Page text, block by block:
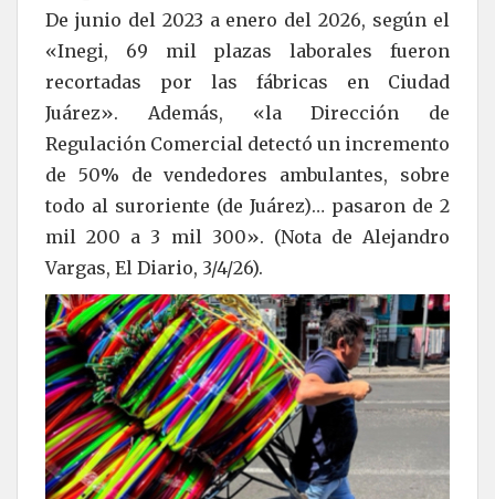
De junio del 2023 a enero del 2026, según el
«Inegi, 69 mil plazas laborales fueron
recortadas por las fábricas en Ciudad
Juárez». Además, «la Dirección de
Regulación Comercial detectó un incremento
de 50% de vendedores ambulantes, sobre
todo al suroriente (de Juárez)… pasaron de 2
mil 200 a 3 mil 300». (Nota de Alejandro
Vargas, El Diario, 3/4/26).